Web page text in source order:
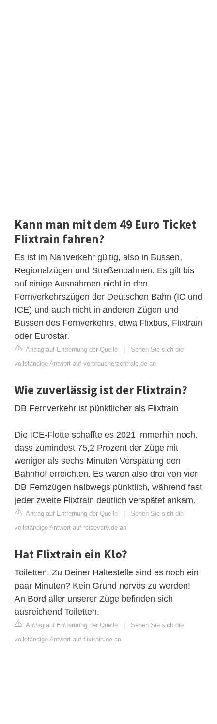
Kann man mit dem 49 Euro Ticket
Flixtrain fahren?
Es ist im Nahverkehr gültig, also in Bussen,
Regionalzügen und Straßenbahnen. Es gilt bis
auf einige Ausnahmen nicht in den
Fernverkehrszügen der Deutschen Bahn (IC und
ICE) und auch nicht in anderen Zügen und
Bussen des Fernverkehrs, etwa Flixbus, Flixtrain
oder Eurostar.
Antrag auf Entfernung der Quelle | Sehen Sie sich die
vollständige Antwort auf verbraucherzentrale.de an
Wie zuverlässig ist der Flixtrain?
DB Fernverkehr ist pünktlicher als Flixtrain
Die ICE-Flotte schaffte es 2021 immerhin noch,
dass zumindest 75,2 Prozent der Züge mit
weniger als sechs Minuten Verspätung den
Bahnhof erreichten. Es waren also drei von vier
DB-Fernzügen halbwegs pünktlich, während fast
jeder zweite Flixtrain deutlich verspätet ankam.
Antrag auf Entfernung der Quelle | Sehen Sie sich die
vollständige Antwort auf reisevor9.de an
Hat Flixtrain ein Klo?
Toiletten. Zu Deiner Haltestelle sind es noch ein
paar Minuten? Kein Grund nervös zu werden!
An Bord aller unserer Züge befinden sich
ausreichend Toiletten.
Antrag auf Entfernung der Quelle | Sehen Sie sich die
vollständige Antwort auf flixtrain.de an